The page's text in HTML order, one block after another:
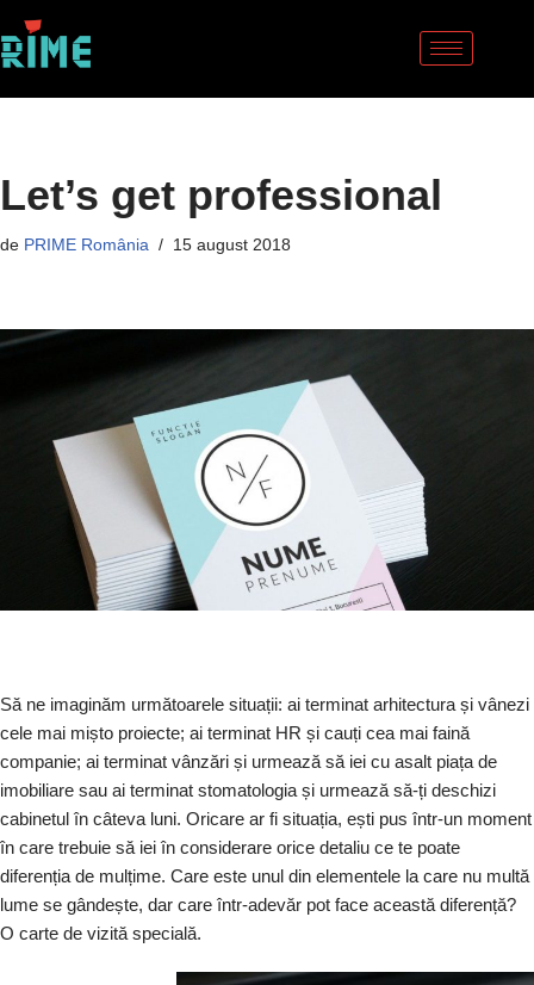
Sari
Let’s get professional
de PRIME România 15 august 2018
Să ne imaginăm următoarele situații: ai terminat arhitectura și vânezi
cele mai mișto proiecte; ai terminat HR și cauți cea mai faină
companie; ai terminat vânzări și urmează să iei cu asalt piața de
imobiliare sau ai terminat stomatologia și urmează să-ți deschizi
cabinetul în câteva luni. Oricare ar fi situația, ești pus într-un moment
în care trebuie să iei în considerare orice detaliu ce te poate
diferenția de mulțime. Care este unul din elementele la care nu multă
lume se gândește, dar care într-adevăr pot face această diferență?
O carte de vizită specială.